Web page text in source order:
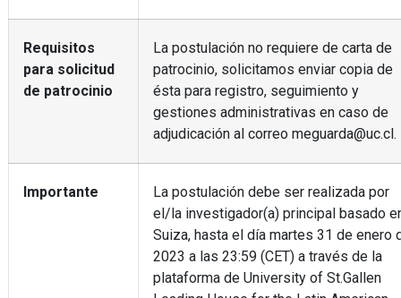
Requisitos
para solicitud
de patrocinio
La postulación no requiere de carta de
patrocinio, solicitamos enviar copia de
ésta para registro, seguimiento y
gestiones administrativas en caso de
adjudicación al correo meguarda@uc.cl.
Importante
La postulación debe ser realizada por
el/la investigador(a) principal basado
Suiza, hasta el día martes 31 de enero
2023 a las 23:59 (CET) a través de la
plataforma de University of St.Gallen